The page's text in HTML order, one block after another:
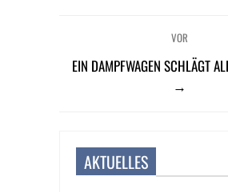
VOR
EIN DAMPFWAGEN SCHLÄGT
→
AKTUELLES